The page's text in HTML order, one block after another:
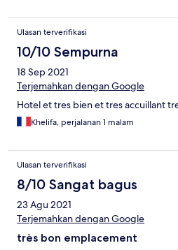
Ulasan terverifikasi
10/10 Sempurna
18 Sep 2021
Terjemahkan dengan Google
Hotel et tres bien et tres accuillant
Khelifa, perjalanan 1 malam
Ulasan terverifikasi
8/10 Sangat bagus
23 Agu 2021
Terjemahkan dengan Google
très bon emplacement